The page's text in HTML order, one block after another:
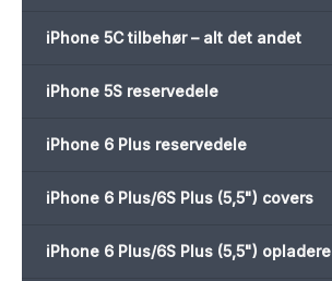
iPhone 5C tilbehør – alt det andet
iPhone 5S reservedele
iPhone 6 Plus reservedele
iPhone 6 Plus/6S Plus (5,5") covers
iPhone 6 Plus/6S Plus (5,5") opladere